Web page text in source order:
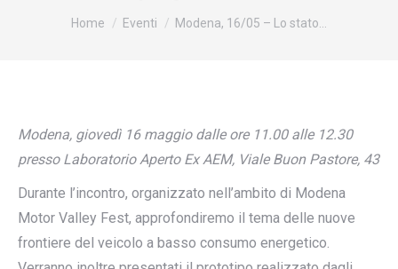
You are here:
Home Eventi Modena, 16/05 – Lo stato…
Modena, giovedì 16 maggio dalle ore 11.00 alle 12.30
presso Laboratorio Aperto Ex AEM, Viale Buon Pastore, 43
Durante l’incontro, organizzato nell’ambito di Modena
Motor Valley Fest, approfondiremo il tema delle nuove
frontiere del veicolo a basso consumo energetico.